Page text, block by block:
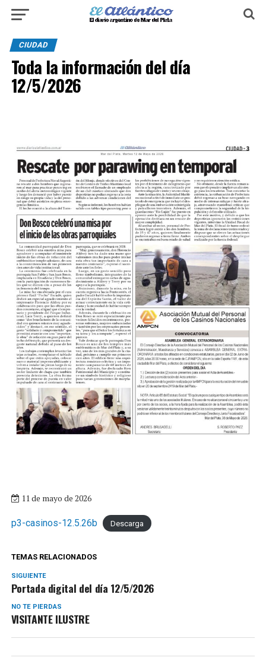
CIUDAD
Toda la información del día
12/5/2026
11 de mayo de 2026
p3-casinos-12.5.26b Descarga
TEMAS RELACIONADOS
SIGUIENTE
Portada digital del día 12/5/2026
NO TE PIERDAS
VISITANTE ILUSTRE